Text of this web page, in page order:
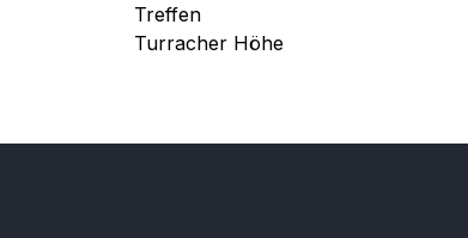
Treffen
Turracher Höhe